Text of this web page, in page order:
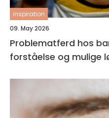
inspiration
09. May 2026
Problematferd hos barn og
forståelse og mulige